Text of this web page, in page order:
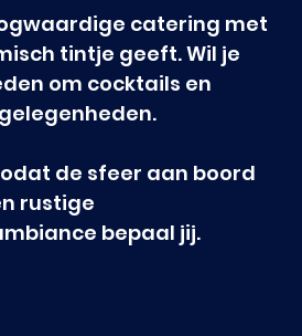
catering met
tintje geeft. Wil je
om cocktails en
de sfeer aan boord
rustige
bepaal jij.